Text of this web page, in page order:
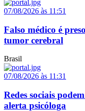
07/08/2026 às 11:51
Falso médico é
tumor cerebral
Brasil
07/08/2026 às 11:31
Redes sociais
alerta psicóloga